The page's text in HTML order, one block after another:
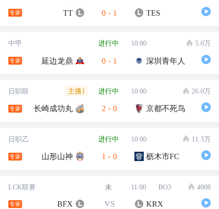
专家 TT 0 - 1 TES
中甲 进行中 10:00 5.0万
专家 延边龙鼎 0 - 1 深圳青年人
日职联 主播1 进行中 10:00 26.0万
专家 长崎成功丸 2 - 0 京都不死鸟
日职乙 进行中 10:00 11.3万
专家 山形山神 1 - 0 枥木市FC
LCK联赛 未 11:00 BO3 4008
专家 BFX VS KRX